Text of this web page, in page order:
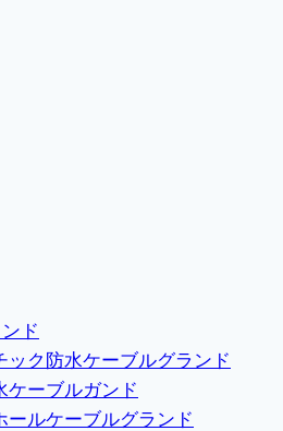
ド
ック防水ケーブルグランド
ケーブルガンド
ールケーブルグランド